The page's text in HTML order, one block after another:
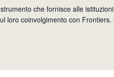
che fornisce alle istituzioni
con Frontiers. Bibliotecari,